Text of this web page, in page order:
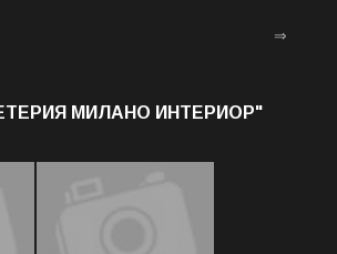
⇒
МИЛАНО ИНТЕРИОР"